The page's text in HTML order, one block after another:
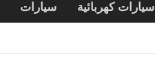
سيارات سيارات كهربائية